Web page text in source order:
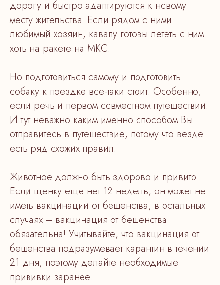
дорогу и быстро адаптируются к новому
месту жительства. Если рядом с ними
любимый хозяин, кавапу готовы лететь с ним
хоть на ракете на МКС.
Но подготовиться самому и подготовить
собаку к поездке все-таки стоит. Особенно,
если речь и первом совместном путешествии.
И тут неважно каким именно способом Вы
отправитесь в путешествие, потому что везде
есть ряд схожих правил.
Животное должно быть здорово и привито.
Если щенку еще нет 12 недель, он может не
иметь вакцинации от бешенства, в остальных
случаях – вакцинация от бешенства
обязательна! Учитывайте, что вакцинация от
бешенства подразумевает карантин в течении
21 дня, поэтому делайте необходимые
прививки заранее.